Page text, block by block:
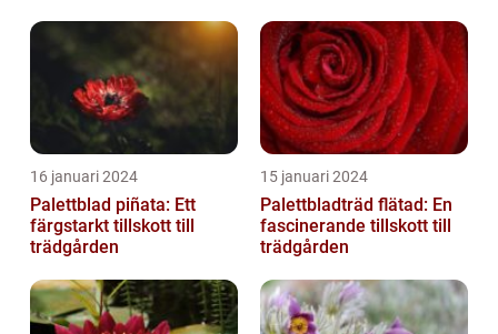
16 januari 2024
Palettblad piñata: Ett
färgstarkt tillskott till
trädgården
15 januari 2024
Palettbladträd flätad: En
fascinerande tillskott till
trädgården